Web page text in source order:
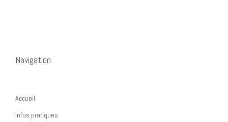
Navigation
Accueil
Infos pratiques